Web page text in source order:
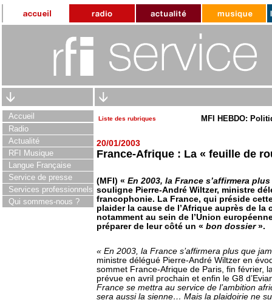
Accueil
Radio
Actualité
RFI Musique
Langue Française
Service de presse
Services professionnels
Qui sommes-nous ?
Liste des rubriques MFI HEBDO:
20/01/2003
France-Afrique : La « feuille de
(MFI) « En 2003, la France s’affirmera
souligne Pierre-André Wiltzer, ministre
francophonie. La France, qui préside
plaider la cause de l’Afrique auprès de la
notamment au sein de l’Union
préparer de leur côté un « bon dossier».
« En 2003, la France s’affirmera plus que
ministre délégué Pierre-André Wiltzer en
sommet France-Afrique de Paris, fin février,
prévue en avril prochain et enfin le G8
France se mettra au service de l’ambition
sera aussi la sienne… Mais la plaidoirie ne